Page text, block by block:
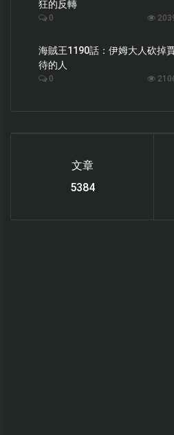
狂的反轉
0
海賊王1190話：伊姆大人砍掉
待的人
0
文章
6119